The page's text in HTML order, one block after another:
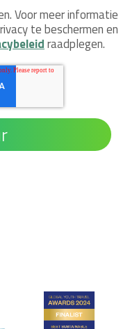
Voor meer informatie
te beschermen en
raadplegen.